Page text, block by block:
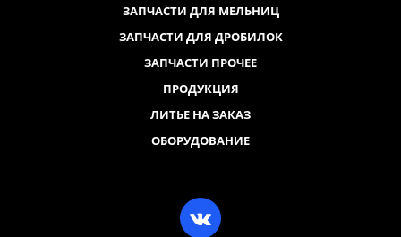
ЗАПЧАСТИ ДЛЯ МЕЛЬНИЦ
ЗАПЧАСТИ ДЛЯ ДРОБИЛОК
ЗАПЧАСТИ ПРОЧЕЕ
ПРОДУКЦИЯ
ЛИТЬЕ НА ЗАКАЗ
ОБОРУДОВАНИЕ